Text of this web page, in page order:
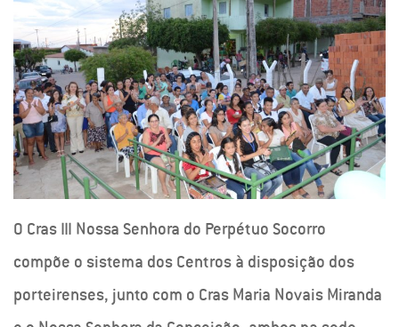
O Cras III Nossa Senhora do Perpétuo Socorro
compõe o sistema dos Centros à disposição dos
porteirenses, junto com o Cras Maria Novais Miranda